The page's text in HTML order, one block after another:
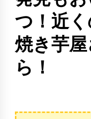
つ！近
焼き芋
ら！